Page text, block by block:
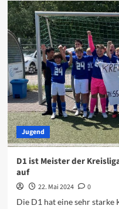
Jugend
D1 ist Meister der
auf
22. Mai 2024
0
Die D1 hat eine sehr starke